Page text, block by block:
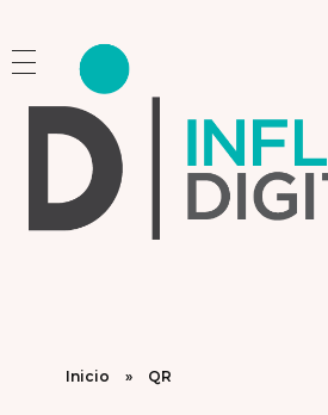
Inicio » QR